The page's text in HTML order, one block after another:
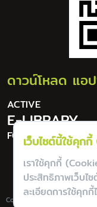
เว็บไซต์นี้ใช้คุกกี้
เราใช้คุกกี้
ประสิทธิภาพเว็บไ
ละเอียดการใช้คุก
ดาวน์โหลด แอ
ACTIVE
E-LIBRARY
FOR DIGITAL
Copyright © Lannapoly All